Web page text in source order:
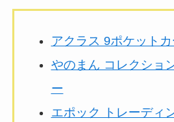
アクラス 9ポケット
やのまん コレクショ
ー
エポック トレーディ